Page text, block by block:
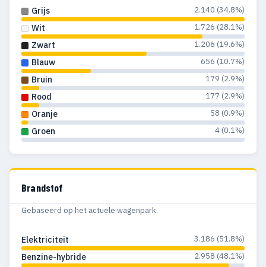
Grijs 2.140 (34.8%)
Wit 1.726 (28.1%)
Zwart 1.206 (19.6%)
Blauw 656 (10.7%)
Bruin 179 (2.9%)
Rood 177 (2.9%)
Oranje 58 (0.9%)
Groen 4 (0.1%)
Brandstof
Gebaseerd op het actuele wagenpark.
Elektriciteit 3.186 (51.8%)
Benzine-hybride 2.958 (48.1%)